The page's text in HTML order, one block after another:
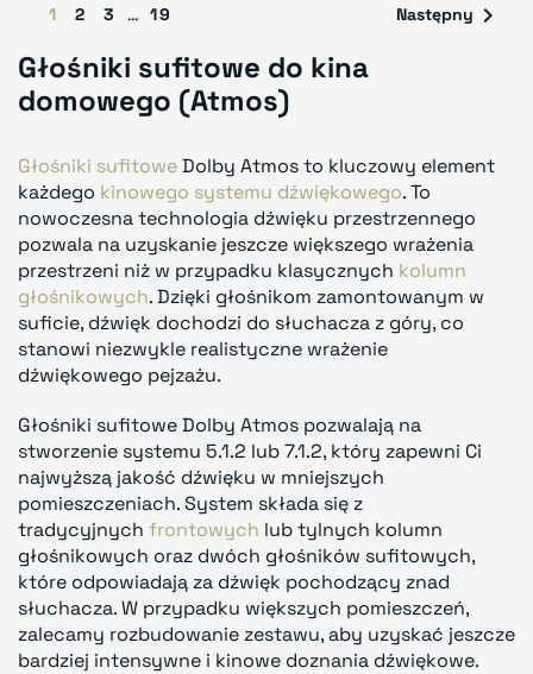
1 2 3 … 19 Następny 
Głośniki sufitowe do kina
domowego (Atmos)
Głośniki sufitoweDolby Atmos to kluczowy element
każdego kinowego systemu dźwiękowego. To
nowoczesna technologia dźwięku przestrzennego
pozwala na uzyskanie jeszcze większego wrażenia
przestrzeni niż w przypadku klasycznych kolumn
głośnikowych. Dzięki głośnikom zamontowanym w
suficie, dźwięk dochodzi do słuchacza z góry, co
stanowi niezwykle realistyczne wrażenie
dźwiękowego pejzażu.
Głośniki sufitowe Dolby Atmos pozwalają na
stworzenie systemu 5.1.2 lub 7.1.2, który zapewni Ci
najwyższą jakość dźwięku w mniejszych
pomieszczeniach. System składa się z
tradycyjnych frontowych lub tylnych kolumn
głośnikowych oraz dwóch głośników sufitowych,
które odpowiadają za dźwięk pochodzący znad
słuchacza. W przypadku większych pomieszczeń,
zalecamy rozbudowanie zestawu, aby uzyskać jeszcze
bardziej intensywne i kinowe doznania dźwiękowe.